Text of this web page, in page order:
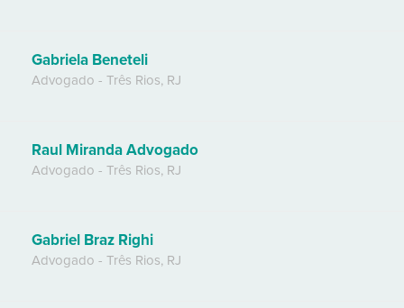
Gabriela Beneteli
Advogado - Três Rios, RJ
Raul Miranda Advogado
Advogado - Três Rios, RJ
Gabriel Braz Righi
Advogado - Três Rios, RJ